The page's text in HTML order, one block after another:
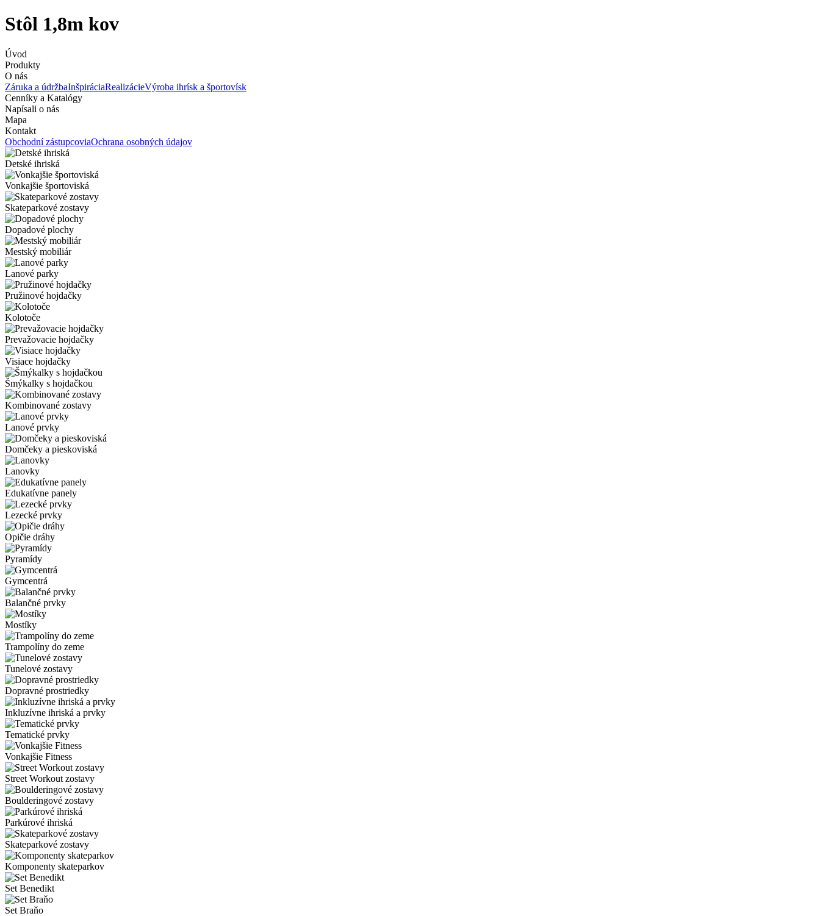
Stôl 1,8m kov
Úvod
Produkty
O nás
Záruka a údržbaInšpiráciaRealizácieVýroba ihrísk a športovísk
Cenníky a Katalógy
Napísali o nás
Mapa
Kontakt
Obchodní zástupcoviaOchrana osobných údajov
Detské ihriská
Vonkajšie športoviská
Skateparkové zostavy
Dopadové plochy
Mestský mobiliár
Lanové parky
Pružinové hojdačky
Kolotoče
Prevažovacie hojdačky
Visiace hojdačky
Šmýkalky s hojdačkou
Kombinované zostavy
Lanové prvky
Domčeky a pieskoviská
Lanovky
Edukatívne panely
Lezecké prvky
Opičie dráhy
Pyramídy
Gymcentrá
Balančné prvky
Mostíky
Trampolíny do zeme
Tunelové zostavy
Dopravné prostriedky
Inkluzívne ihriská a prvky
Tematické prvky
Vonkajšie Fitness
Street Workout zostavy
Boulderingové zostavy
Parkúrové ihriská
Skateparkové zostavy
Komponenty skateparkov
Set Benedikt
Set Braňo